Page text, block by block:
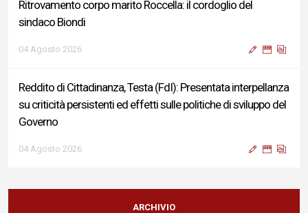
Ritrovamento corpo marito Roccella: il cordoglio del
sindaco Biondi
04 Agosto 2026
Reddito di Cittadinanza, Testa (FdI): Presentata interpellanza
su criticità persistenti ed effetti sulle politiche di sviluppo del
Governo
04 Agosto 2026
Sigismondi, Liris e Testa: “Profondo cordoglio e vicinanza al
Ministro Roccella e alla sua famiglia”
ARCHIVIO